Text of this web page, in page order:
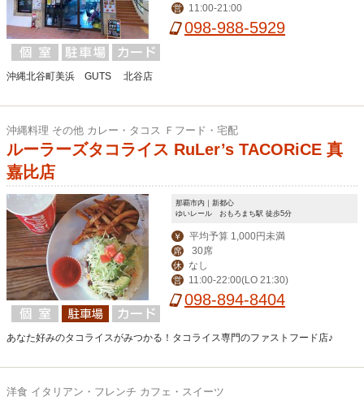
営 11:00-21:00
098-988-5929
沖縄北谷町美浜 GUTS 北谷店
沖縄料理 その他 カレー・タコス Ｆフード・宅配
ルーラーズタコライス RuLer’s TACORiCE 真
嘉比店
那覇市内｜新都心
ゆいレール おもろまち駅 徒歩5分
￥ 平均予算 1,000円未満
席 30席
休 なし
営 11:00-22:00(LO 21:30)
098-894-8404
あなた好みのタコライスがみつかる！タコライス専門のファストフード店♪
洋食 イタリアン・フレンチ カフェ・スイーツ